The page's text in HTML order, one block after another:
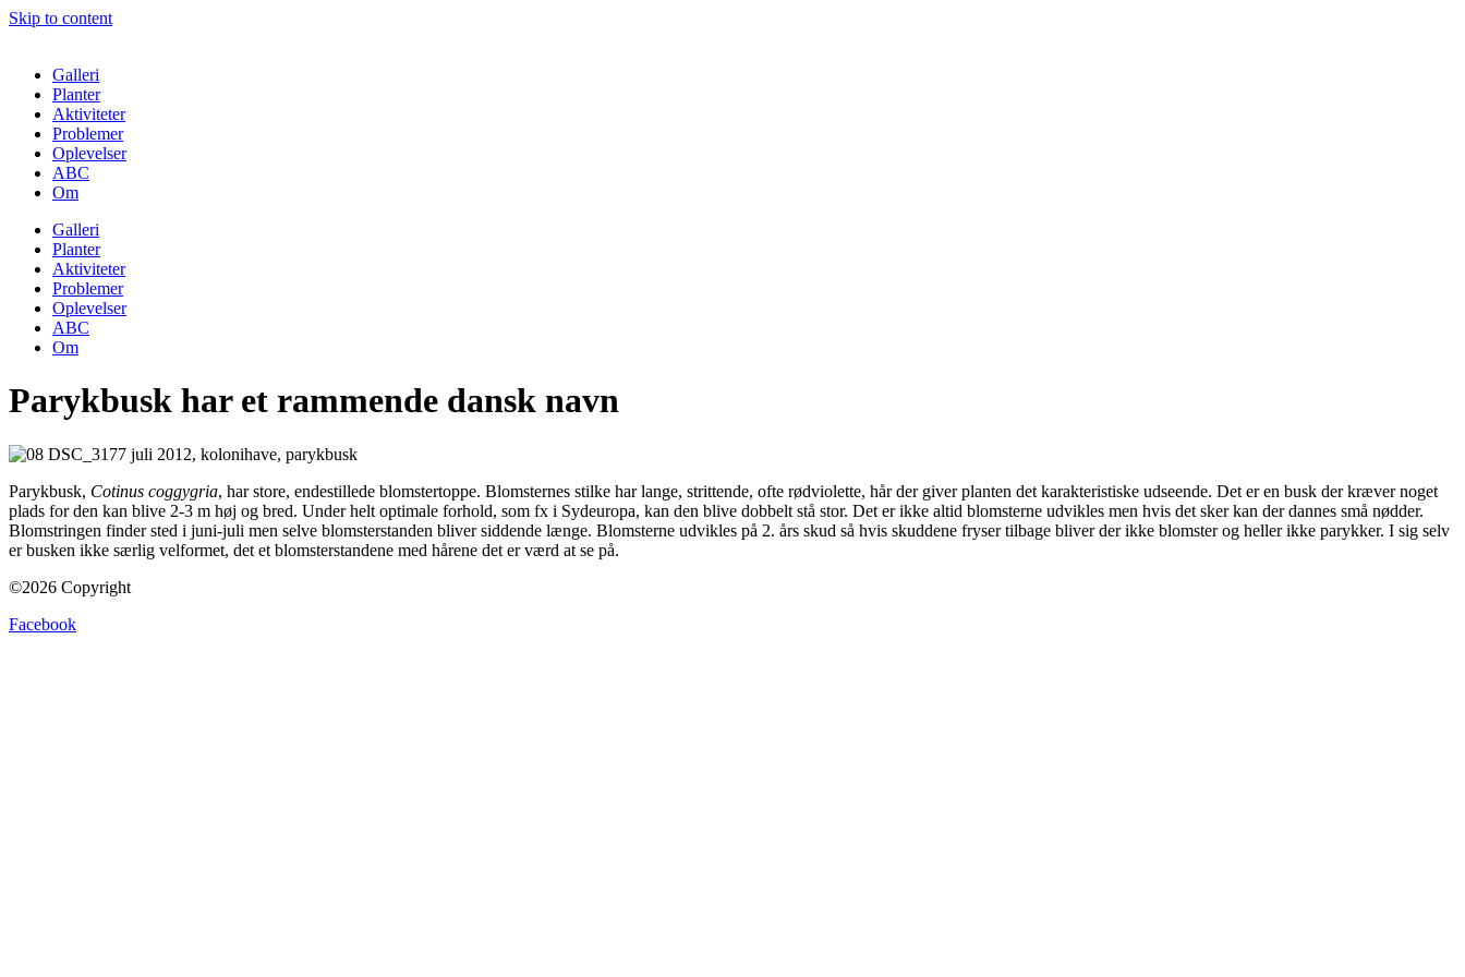
Skip to content
Galleri
Planter
Aktiviteter
Problemer
Oplevelser
ABC
Om
Galleri
Planter
Aktiviteter
Problemer
Oplevelser
ABC
Om
Parykbusk har et rammende dansk navn
Parykbusk, Cotinus coggygria, har store, endestillede blomstertoppe. Blomsternes stilke har lange, strittende, ofte rødviolette, hår der giver planten det karakteristiske udseende. Det er en busk der kræver noget
plads for den kan blive 2-3 m høj og bred. Under helt optimale forhold, som fx i Sydeuropa, kan den blive dobbelt stå stor. Det er ikke altid blomsterne udvikles men hvis det sker kan der dannes små nødder.
Blomstringen finder sted i juni-juli men selve blomsterstanden bliver siddende længe. Blomsterne udvikles på 2. års skud så hvis skuddene fryser tilbage bliver der ikke blomster og heller ikke parykker. I sig selv
er busken ikke særlig velformet, det et blomsterstandene med hårene det er værd at se på.
©2026 Copyright
Facebook